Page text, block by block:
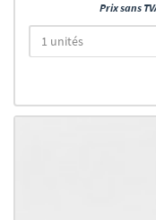
Prix sans